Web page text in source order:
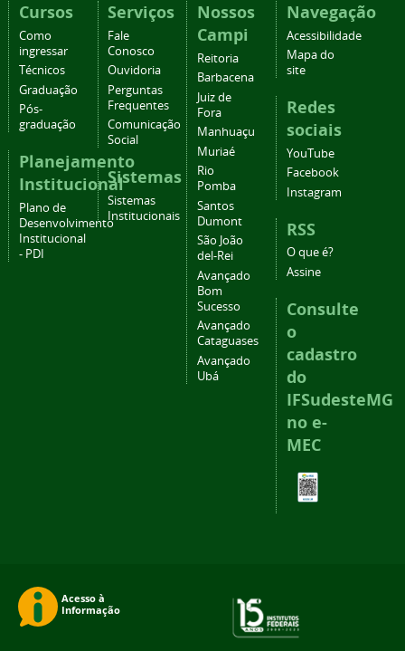
Cursos
Como
ingressar
Técnicos
Graduação
Pós-
graduação
Planejamento
Institucional
Plano de
Desenvolvimento
Institucional
- PDI
Serviços
Fale
Conosco
Ouvidoria
Perguntas
Frequentes
Comunicação
Social
Sistemas
Sistemas
Institucionais
Nossos
Campi
Reitoria
Barbacena
Juiz de
Fora
Manhuaçu
Muriaé
Rio
Pomba
Santos
Dumont
São João
del-Rei
Avançado
Bom
Sucesso
Avançado
Cataguases
Avançado
Ubá
Navegação
Acessibilidade
Mapa do
site
Redes
sociais
YouTube
Facebook
Instagram
RSS
O que é?
Assine
Consulte
o
cadastro
do
IFSudesteMG
no e-
MEC